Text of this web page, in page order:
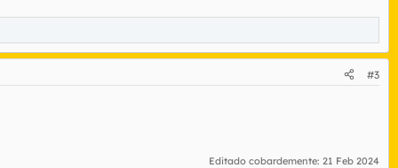
#3
Editado cobardemente: 21 Feb 2024